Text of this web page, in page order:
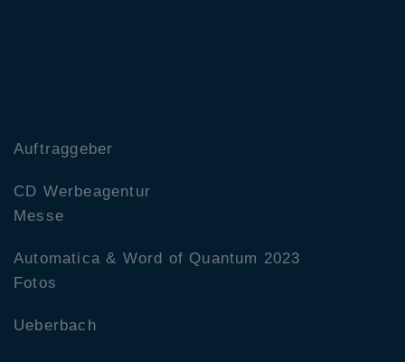
Auftraggeber
CD Werbeagentur
Messe
Automatica & Word of Quantum 2023
Fotos
Ueberbach